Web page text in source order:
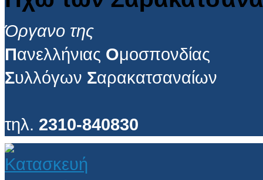
Όργανο της
Πανελλήνιας Ομοσπονδίας
Συλλόγων Σαρακατσαναίων
τηλ. 2310-840830